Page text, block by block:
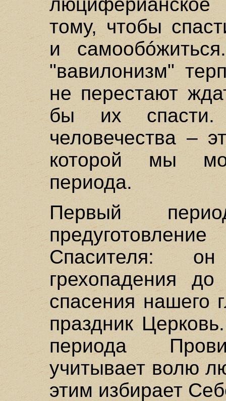
тому, чтобы
и
"вавилонизм"
не перестают
бы их спасти.
человечества –
которой мы
периода.
Первый
Спасителя:
грехопадения
спасения нашего
праздник
периода
учитывает волю
этим избирает